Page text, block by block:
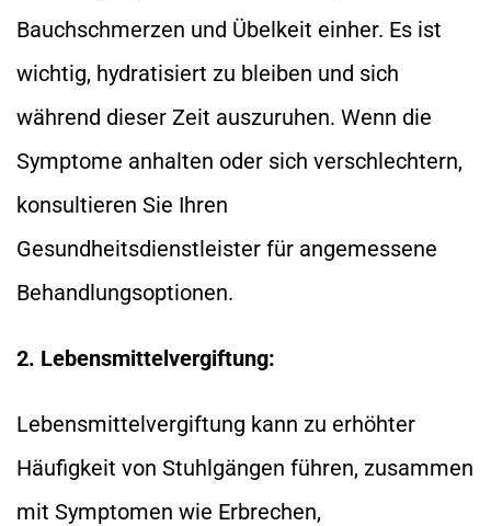
Bauchschmerzen und Übelkeit einher. Es ist
wichtig, hydratisiert zu bleiben und sich
während dieser Zeit auszuruhen. Wenn die
Symptome anhalten oder sich verschlechtern,
konsultieren Sie Ihren
Gesundheitsdienstleister für angemessene
Behandlungsoptionen.
2. Lebensmittelvergiftung:
Lebensmittelvergiftung kann zu erhöhter
Häufigkeit von Stuhlgängen führen, zusammen
mit Symptomen wie Erbrechen,